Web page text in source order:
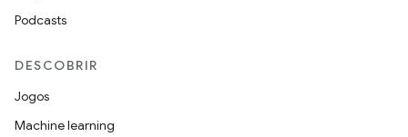
Podcasts
DESCOBRIR
Jogos
Machine learning